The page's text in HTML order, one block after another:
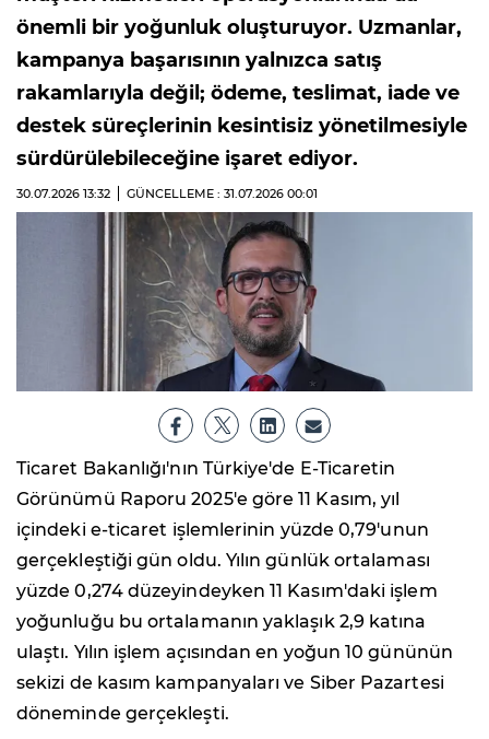
önemli bir yoğunluk oluşturuyor. Uzmanlar,
kampanya başarısının yalnızca satış
rakamlarıyla değil; ödeme, teslimat, iade ve
destek süreçlerinin kesintisiz yönetilmesiyle
sürdürülebileceğine işaret ediyor.
30.07.2026 13:32 GÜNCELLEME : 31.07.2026 00:01
Ticaret Bakanlığı'nın Türkiye'de E-Ticaretin
Görünümü Raporu 2025'e göre 11 Kasım, yıl
içindeki e-ticaret işlemlerinin yüzde 0,79'unun
gerçekleştiği gün oldu. Yılın günlük ortalaması
yüzde 0,274 düzeyindeyken 11 Kasım'daki işlem
yoğunluğu bu ortalamanın yaklaşık 2,9 katına
ulaştı. Yılın işlem açısından en yoğun 10 gününün
sekizi de kasım kampanyaları ve Siber Pazartesi
döneminde gerçekleşti.